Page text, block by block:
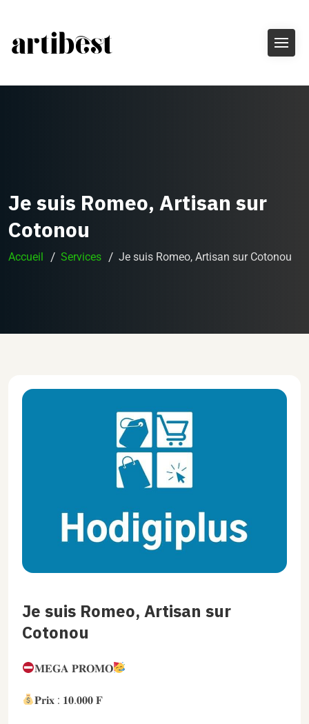
Je suis Romeo, Artisan sur
Cotonou
Accueil Services Je suis Romeo, Artisan sur Cotonou
Je suis Romeo, Artisan sur
Cotonou
𝐌𝐄𝐆𝐀 𝐏𝐑𝐎𝐌𝐎
𝐏𝐫𝐢𝐱 : 𝟏𝟎.𝟎𝟎𝟎 𝐅